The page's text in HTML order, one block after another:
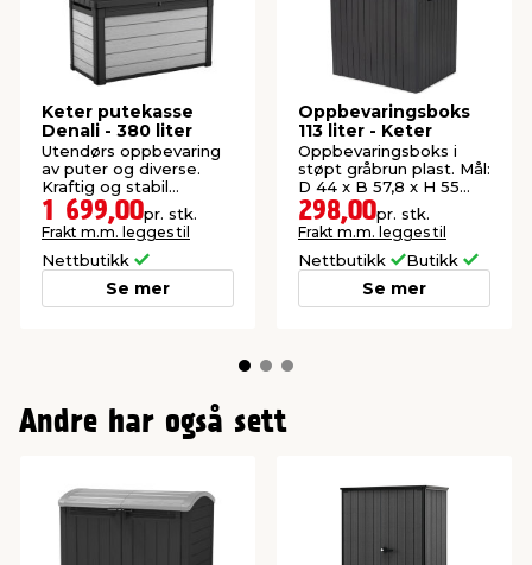
Keter putekasse
Denali - 380 liter
Utendørs oppbevaring
av puter og diverse.
Kraftig og stabil
oppbevaringsboks.
1 699,00pr. stk.
Frakt m.m. legges til
Nettbutikk
Se mer
Oppbevaringsboks
113 liter - Keter
Oppbevaringsboks i
støpt gråbrun plast. Mål:
D 44 x B 57,8 x H 55
cm.
298,00pr. stk.
Frakt m.m. legges til
Nettbutikk Butikk
Se mer
Andre har også sett